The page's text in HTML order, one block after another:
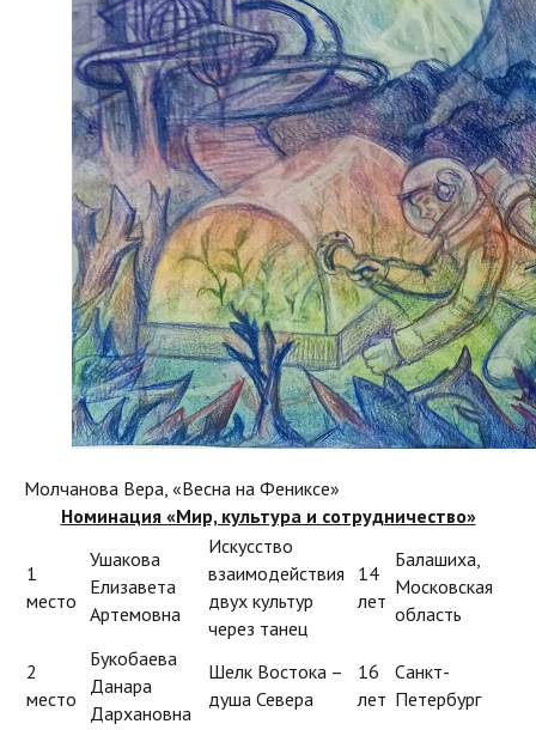
Молчанова Вера, «Весна на Фениксе»
Номинация «Мир, культура и сотрудничество»
1
место
Ушакова
Елизавета
Артемовна
Искусство
взаимодействия
двух культур
через танец
14
лет
Балашиха,
Московская
область
2
место
Букобаева
Данара
Дархановна
Шелк Востока –
душа Севера
16
лет
Санкт-
Петербург